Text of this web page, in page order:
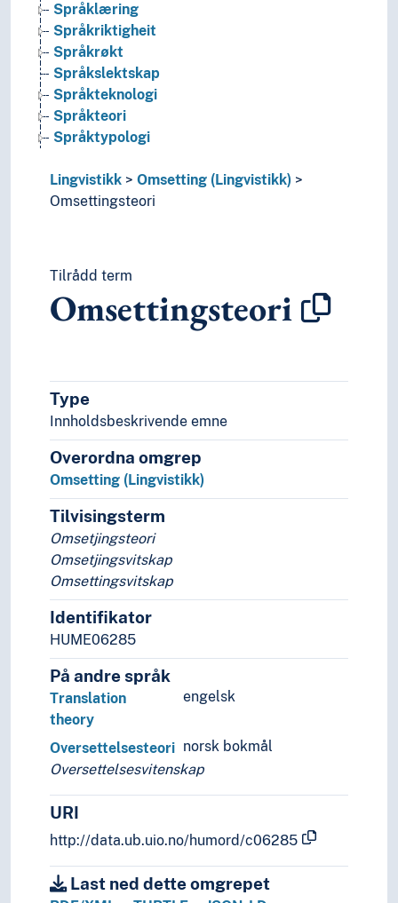
Språklæring
Språkriktigheit
Språkrøkt
Språkslektskap
Språkteknologi
Språkteori
Språktypologi
Teiknsystem
Transkripsjon
Lingvistikk
Omsetting (Lingvistikk)
Omsettingsteori
Tilrådd term
Omsettingsteori
Type
Innholdsbeskrivende emne
Overordna omgrep
Omsetting (Lingvistikk)
Tilvisingsterm
Omsetjingsteori
Omsetjingsvitskap
Omsettingsvitskap
Identifikator
HUME06285
På andre språk
engelsk
Translation
theory
norsk bokmål
Oversettelsesteori
Oversettelsesvitenskap
URI
http://data.ub.uio.no/humord/c06285
Last ned dette omgrepet